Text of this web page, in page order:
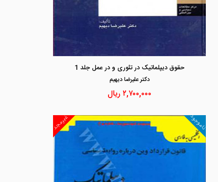
حقوق دیپلماتیک در تئوری و در عمل جلد 1
دكتر عليرضا ديهيم
۲,۷۰۰,۰۰۰ریال
غیرمجد ناموجود